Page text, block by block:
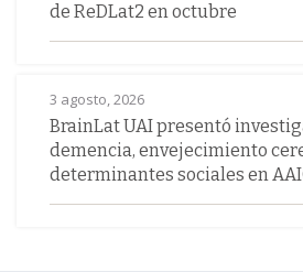
de ReDLat2 en octubre
3 agosto, 2026
BrainLat UAI presentó
demencia, envejecimiento
determinantes sociales en